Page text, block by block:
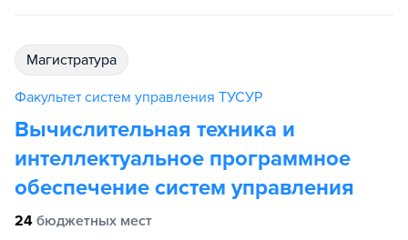
магистратура
Факультет систем управления ТУСУР
Вычислительная техника и
интеллектуальное программное
обеспечение систем управления
24 бюджетных мест